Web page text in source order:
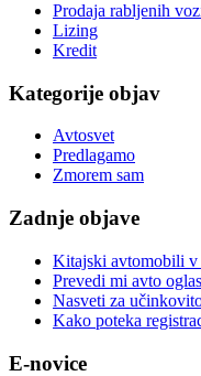
Prodaja rabljenih
Lizing
Kredit
Kategorije objav
Avtosvet
Predlagamo
Zmorem sam
Zadnje objave
Kitajski avtomobili v
Prevedi mi avto
Nasveti za
Kako poteka
E-novice